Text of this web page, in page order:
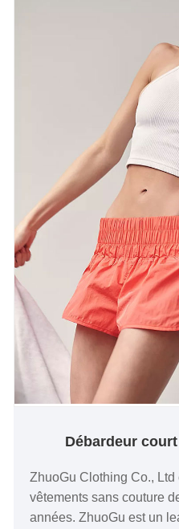
Débardeur
ZhuoGu Clothing Co.,
vêtements sans couture
années. ZhuoGu est un